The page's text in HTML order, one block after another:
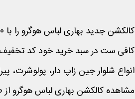
کالکشن جدید بهاری لباس هوگرو را با 10% تخفیف بخرید
کافی ست در سبد خرید خود کد تخفیف
انواع شلوار جین زاپ دار، پولوشرت،
مشاهده کالکشن بهاری لباس هوگرو